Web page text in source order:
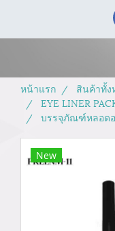
หน้าแรก สินค้าทั้ง
EYE LINER
บรรจุภัณฑ์หลอดอ
New